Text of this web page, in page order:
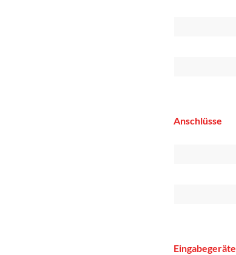
Anschlüsse
Eingabegeräte